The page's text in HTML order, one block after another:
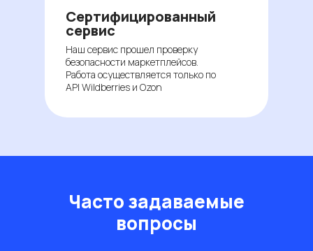
Наш сервис прошел проверку
безопасности маркетплейсов.
Работа осуществляется только по
API Wildberries и Ozon
Сертифицированный
сервис
Часто задаваемые
вопросы